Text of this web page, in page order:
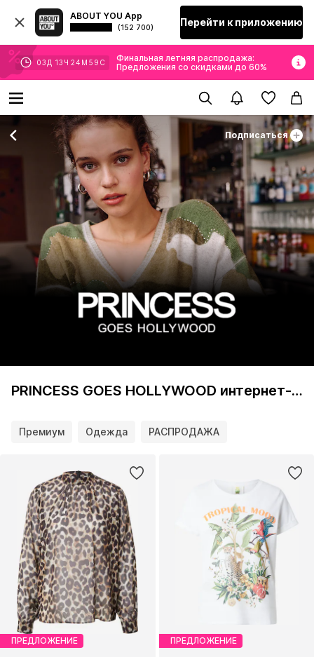
ABOUT YOU App
(152 700) Перейти к приложению
03 Д 13 Ч 24 М 57 С
Финальная летняя распродажа:
Предложения со скидками до 60%
Подписаться
PRINCESS GOES HOLLYWOOD интернет-магазин
Премиум Одежда РАСПРОДАЖА
ПРЕДЛОЖЕНИЕ ПРЕДЛОЖЕНИЕ